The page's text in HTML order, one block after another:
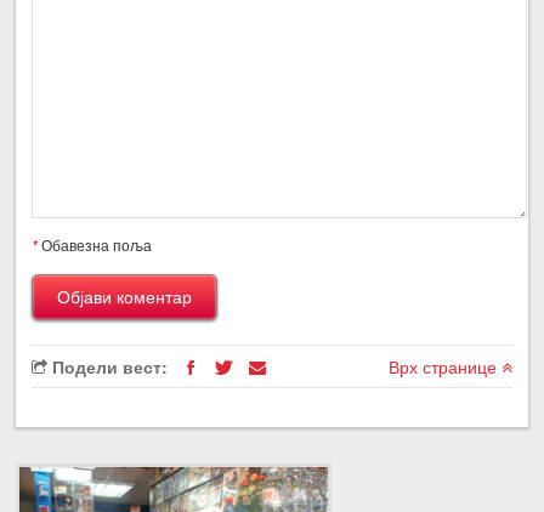
*Обавезна поља
Подели вест: Врх странице